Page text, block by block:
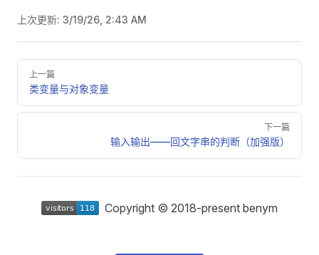
上次更新: 3/19/26, 2:43 AM
Pager
上一篇
类变量与对象变量
下一篇
输入输出——回文字串的判断（加强版）
Copyright © 2018-present benym